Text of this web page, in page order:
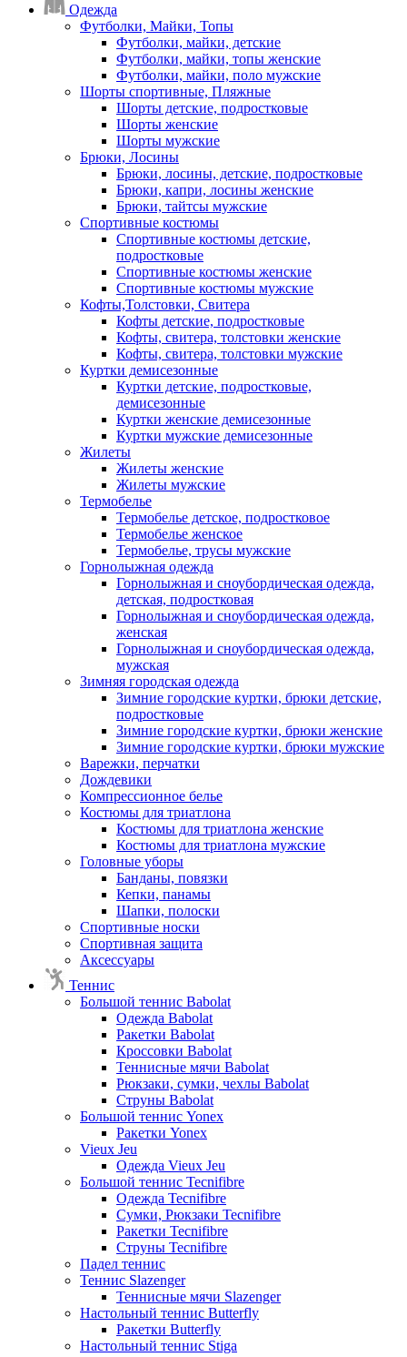
Одежда
Футболки, Майки, Топы
Футболки, майки, детские
Футболки, майки, топы женские
Футболки, майки, поло мужские
Шорты спортивные, Пляжные
Шорты детские, подростковые
Шорты женские
Шорты мужские
Брюки, Лосины
Брюки, лосины, детские, подростковые
Брюки, капри, лосины женские
Брюки, тайтсы мужские
Спортивные костюмы
Спортивные костюмы детские,
подростковые
Спортивные костюмы женские
Спортивные костюмы мужские
Кофты,Толстовки, Свитера
Кофты детские, подростковые
Кофты, свитера, толстовки женские
Кофты, свитера, толстовки мужские
Куртки демисезонные
Куртки детские, подростковые,
демисезонные
Куртки женские демисезонные
Куртки мужские демисезонные
Жилеты
Жилеты женские
Жилеты мужские
Термобелье
Термобелье детское, подростковое
Термобелье женское
Термобелье, трусы мужские
Горнолыжная одежда
Горнолыжная и сноубордическая одежда,
детская, подростковая
Горнолыжная и сноубордическая одежда,
женская
Горнолыжная и сноубордическая одежда,
мужская
Зимняя городская одежда
Зимние городские куртки, брюки детские,
подростковые
Зимние городские куртки, брюки женские
Зимние городские куртки, брюки мужские
Варежки, перчатки
Дождевики
Компрессионное белье
Костюмы для триатлона
Костюмы для триатлона женские
Костюмы для триатлона мужские
Головные уборы
Банданы, повязки
Кепки, панамы
Шапки, полоски
Спортивные носки
Спортивная защита
Аксессуары
Теннис
Большой теннис Babolat
Одежда Babolat
Ракетки Babolat
Кроссовки Babolat
Теннисные мячи Babolat
Рюкзаки, сумки, чехлы Babolat
Струны Babolat
Большой теннис Yonex
Ракетки Yonex
Vieux Jeu
Одежда Vieux Jeu
Большой теннис Tecnifibre
Одежда Tecnifibre
Сумки, Рюкзаки Tecnifibre
Ракетки Tecnifibre
Струны Tecnifibre
Падел теннис
Теннис Slazenger
Теннисные мячи Slazenger
Настольный теннис Butterfly
Ракетки Butterfly
Настольный теннис Stiga